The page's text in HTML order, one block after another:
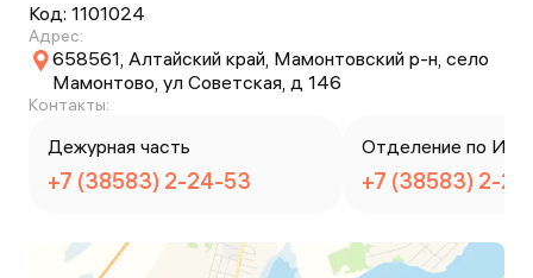
Код: 1101024
Адрес:
658561, Алтайский край, Мамонтовский р-н, село
Мамонтово, ул Советская, д 146
Контакты:
Дежурная часть
+7 (38583) 2-24-53
Отделение по ИАЗ
+7 (38583) 2-